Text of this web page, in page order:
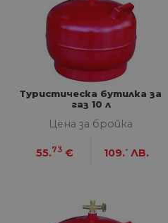
Туристическа бутилка за
газ 10 л
Цена за бройка
55.73 € 109.- ЛВ.